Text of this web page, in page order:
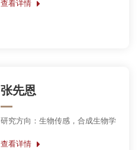
查看详情
张先恩
研究方向：生物传感，合成生物学
查看详情